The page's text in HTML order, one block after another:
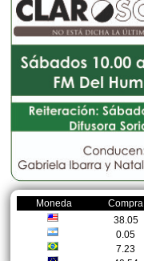
Moneda Compra
38.05
0.05
7.23